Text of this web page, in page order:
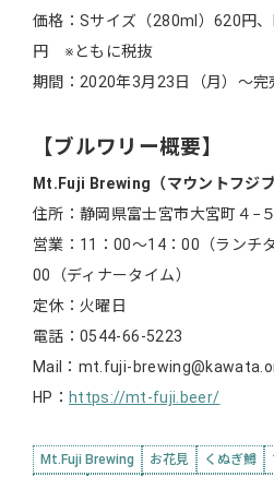
価格：Sサイズ（280ml）620円
円 ※ともに税抜
期間：2020年3月23日（月）～完
【ブルワリー概要】
Mt.Fuji Brewing（マウントフジブ
住所：静岡県富士宮市大宮町４−５
営業：11：00～14：00（ランチ
00（ディナータイム）
定休：火曜日
電話：0544-66-5223
Mail：mt.fuji-
HP： https://mt-fuji.beer/
Mt.Fuji Brewing お花見 くぬぎ鱒